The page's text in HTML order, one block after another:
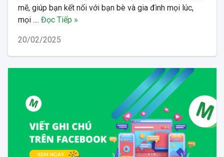
mẽ, giúp bạn kết nối với bạn bè và gia đình mọi lúc,
mọi .... Đọc Tiếp »
20/02/2025